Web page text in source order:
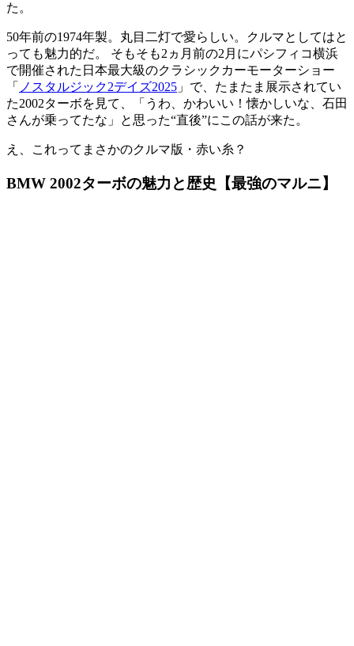
た。
50年前の1974年製。丸目二灯で愛らしい。クルマとしてはと
っても魅力的だ。 そもそも2ヵ月前の2月にパシフィコ横浜
で開催された日本最大級のクラシックカーモーターショー
「 ノスタルジック2デイズ2025 」で、たまたま展示されてい
た2002ターボを見て、「うわ、かわいい！懐かしいな、石田
さんが乗ってたな」と思った“直後”にこの話が来た。
え、これってまさかのクルマ版・赤い糸？
BMW 2002ターボの魅力と歴史【最強のマルニ】